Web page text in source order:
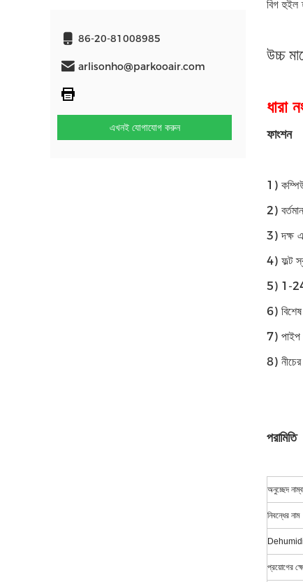
86-20-81008985
arlisonho@parkooair.com
এখনই যোগাযোগ করুন
বিগ হুইল
উচ্চ
ফাংশন
1)
2)
3) দক্ষ
4) ফল্ট
5) 1-24
6)
7) পাইপ
8) নীচের
পরামিতি
অনুচ্ছেদ
নিবন্ধের নাম
প্রয়োগের